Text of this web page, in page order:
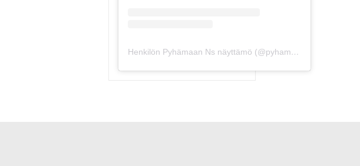
Henkilön Pyhämaan Ns näyttämö (@pyhamaansuviteatteri) jakama julkaisu